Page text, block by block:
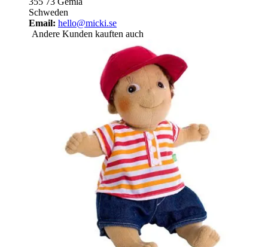
Schweden
Email: hello@micki.se
Andere Kunden kauften auch